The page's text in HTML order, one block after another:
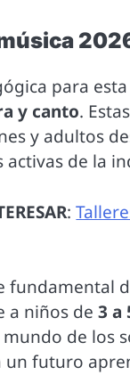
para
y canto.
y adultos
activas de la
:
fundamental
a niños de3 a
de los
un futuro